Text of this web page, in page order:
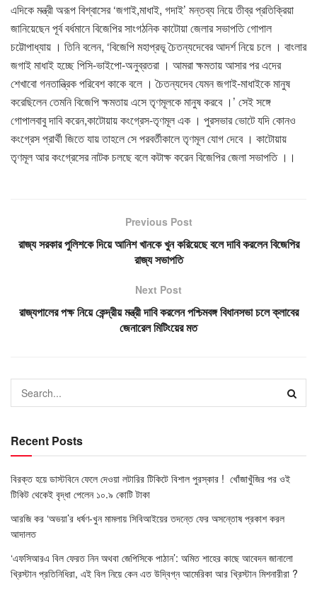
এদিকে মন্ত্রী অরূপ বিশ্বাসের ‘জগাই,মাধাই, গদাই’ মন্তব্য নিয়ে তীব্র প্রতিক্রিয়া
জানিয়েছেন পূর্ব বর্ধমানে বিজেপির সাংগঠনিক কাটোয়া জেলার সভাপতি গোপাল
চট্টোপাধ্যায় । তিনি বলেন, ‘বিজেপি মহাপ্রভূ চৈতন্যদেবের আদর্শ নিয়ে চলে । বাংলার
জগাই মাধাই হচ্ছে পিসি-ভাইপো-অনুব্রতরা । আমরা ক্ষমতায় আসার পর এদের
শেখাবো গনতান্ত্রিক পরিবেশ কাকে বলে । চৈতন্যদেব যেমন জগাই-মাধাইকে মানুষ
করেছিলেন তেমনি বিজেপি ক্ষমতায় এসে তৃণমূলকে মানুষ করবে ।’ সেই সঙ্গে
গোপালবাবু দাবি করেন,কাটোয়ায় কংগ্রেস-তৃণমূল এক । পুরসভার ভোটে যদি কোনও
কংগ্রেস প্রার্থী জিতে যায় তাহলে সে পরবর্তীকালে তৃণমূল যোগ দেবে । কাটোয়ায়
তৃণমূল আর কংগ্রেসের নাটক চলছে বলে কটাক্ষ করেন বিজেপির জেলা সভাপতি ।।
Previous Post
রাজ্য সরকার পুলিশকে দিয়ে আনিশ খানকে খুন করিয়েছে বলে দাবি করলেন বিজেপির
রাজ্য সভাপতি
Next Post
রাজ্যপালের পক্ষ নিয়ে কেন্দ্রীয় মন্ত্রী দাবি করলেন পশ্চিমবঙ্গ বিধানসভা চলে ক্লাবের
জেনারেল মিটিংয়ের মত
Recent Posts
বিরক্ত হয়ে ডাস্টবিনে ফেলে দেওয়া লটারির টিকিটে বিশাল পুরস্কার ! খোঁজাখুঁজির পর ওই
টিকিট থেকেই বৃদ্ধা পেলেন ১০.৯ কোটি টাকা
আরজি কর ‘অভয়া’র ধর্ষণ-খুন মামলায় সিবিআইয়ের তদন্তে ফের অসন্তোষ প্রকাশ করল
আদালত
‘এফসিআরএ বিল ফেরত নিন অথবা জেপিসিকে পাঠান’: অমিত শাহের কাছে আবেদন জানালো
খ্রিস্টান প্রতিনিধিরা, এই বিল নিয়ে কেন এত উদ্বিগ্ন আমেরিকা আর খ্রিস্টান মিশনারীরা ?